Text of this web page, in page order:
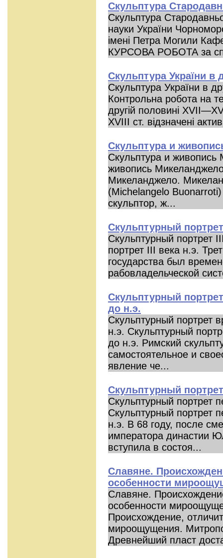
Скульптура
Скульптура
науки України
імені Петра Могили
КУРСОВА РОБОТА за
Скульптура України в
Скульптура України в
Контрольна робота на
другій половині
XVIII ст. відзначені
Скульптура и
Скульптура и
живопись
Микеланджело.
(Michelangelo
скульптор, ж...
Скульптурный
Скульптурный портрет
портрет III века н.э.
государства был
рабовладельческой
Скульптурный
до н.э.
Скульптурный портрет
н.э. Скульптурный
до н.э. Римский
самостоятельное и
явление че...
Скульптурный
Скульптурный портрет
Скульптурный портрет
н.э. В 68 году, после
императора династии
вступила в состоя...
Славяне.
особенности
Славяне.
особенности
Происхождение,
мироощущения.
Древнейший пласт